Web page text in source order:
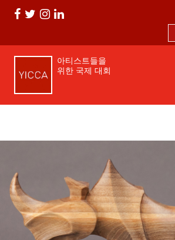
아티스트들을
위한 국제 대회